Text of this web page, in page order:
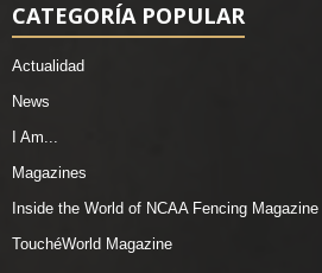
CATEGORÍA POPULAR
Actualidad
News
I Am...
Magazines
Inside the World of NCAA Fencing Magazine
TouchéWorld Magazine